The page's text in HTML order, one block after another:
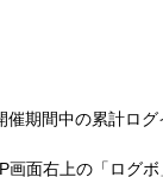
期間中の累計ログ
面右上の「ログ